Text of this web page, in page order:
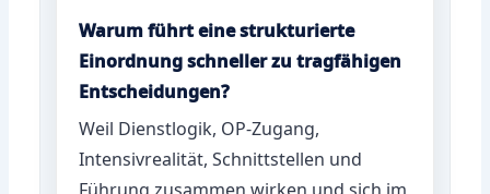
Warum führt eine strukturierte
Einordnung schneller zu tragfähigen
Entscheidungen?
Weil Dienstlogik, OP-Zugang,
Intensivrealität, Schnittstellen und
Führung zusammen wirken und sich im